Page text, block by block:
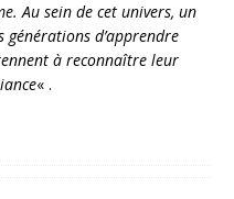
Au sein de cet univers, un
d’apprendre
à reconnaître leur
« .